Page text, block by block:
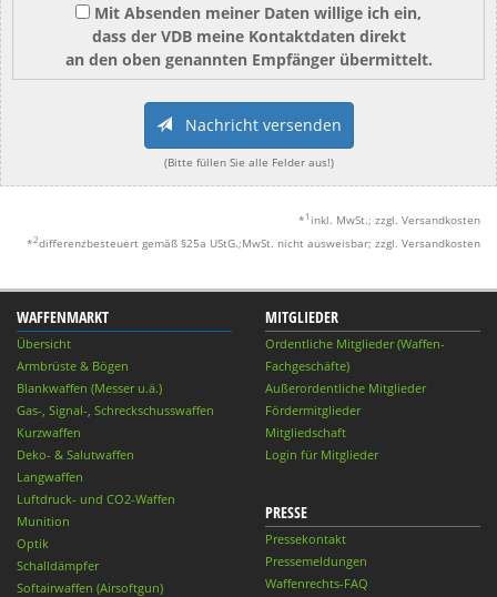
Mit Absenden meiner Daten willige ich ein,
dass der VDB meine Kontaktdaten direkt
an den oben genannten Empfänger übermittelt.
Nachricht versenden
(Bitte füllen Sie alle Felder aus!)
* 1 inkl. MwSt.; zzgl. Versandkosten
*2differenzbesteuert gemäß §25a UStG.;MwSt. nicht ausweisbar; zzgl. Versandkosten
WAFFENMARKT
Übersicht
Armbrüste & Bögen
Blankwaffen (Messer u.ä.)
Gas-, Signal-, Schreckschusswaffen
Kurzwaffen
Deko- & Salutwaffen
Langwaffen
Luftdruck- und CO2-Waffen
Munition
Optik
Schalldämpfer
Softairwaffen (Airsoftgun)
MITGLIEDER
Ordentliche Mitglieder (Waffen-
Fachgeschäfte)
Außerordentliche Mitglieder
Fördermitglieder
Mitgliedschaft
Login für Mitglieder
PRESSE
Pressekontakt
Pressemeldungen
Waffenrechts-FAQ